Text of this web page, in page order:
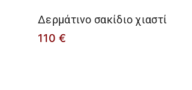
Δερμάτινο σακίδιο χιαστί
110 €